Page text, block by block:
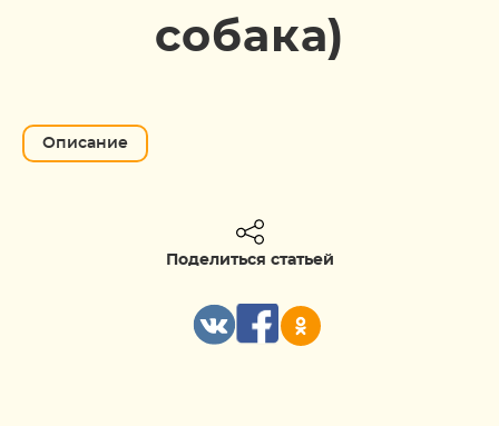
собака)
Описание
Поделиться статьей